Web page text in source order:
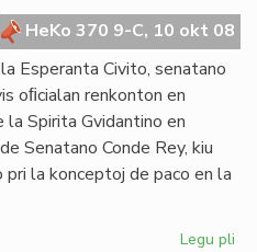
HeKo 370 9-C, 10 okt 08
Esperanta Civito, senatano
oﬁcialan renkonton en
Spirita Gvidantino en
Senatano Conde Rey, kiu
la konceptoj de paco en la
Legu pli